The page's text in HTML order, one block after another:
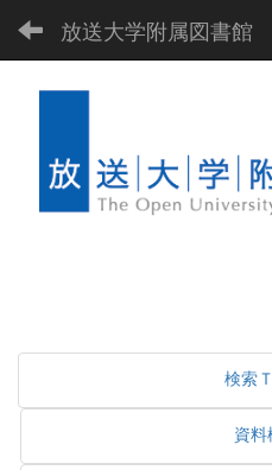
放送大学附属図書館
検索
資